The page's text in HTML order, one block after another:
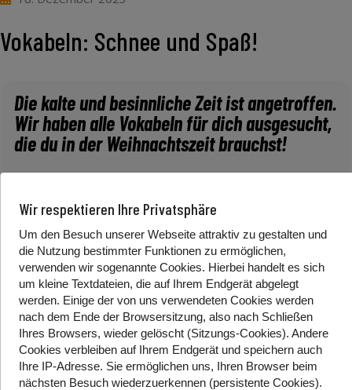
Vokabeln: Schnee und Spaß!
Die kalte und besinnliche Zeit ist angetroffen.
Wir haben alle Vokabeln für dich ausgesucht,
die du in der Weihnachtszeit brauchst!
*Alternativlink zum Video: Youtube
Winter
Schnee
Eis
Weihnachten/ Weihnachtsbaum
Christkindlmarkt
Eislaufen
Skifahren
Wir respektieren Ihre Privatsphäre
Um den Besuch unserer Webseite attraktiv zu gestalten und
die Nutzung bestimmter Funktionen zu ermöglichen,
verwenden wir sogenannte Cookies. Hierbei handelt es sich
um kleine Textdateien, die auf Ihrem Endgerät abgelegt
werden. Einige der von uns verwendeten Cookies werden
nach dem Ende der Browsersitzung, also nach Schließen
Ihres Browsers, wieder gelöscht (Sitzungs-Cookies). Andere
Cookies verbleiben auf Ihrem Endgerät und speichern auch
Ihre IP-Adresse. Sie ermöglichen uns, Ihren Browser beim
nächsten Besuch wiederzuerkennen (persistente Cookies).